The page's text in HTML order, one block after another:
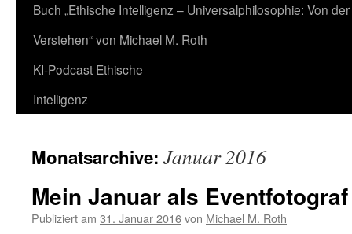
springen
Buch „Ethische Intelligenz – Universalphilosophie: Von
Verstehen“ von Michael M. Roth
KI-Podcast Ethische
Intelligenz
Monatsarchive: Januar 2016
Mein Januar als Eventfotograf
Publiziert am 31. Januar 2016von Michael M. Roth